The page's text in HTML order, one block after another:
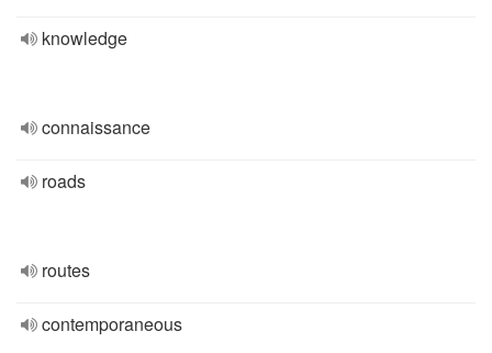
knowledge
connaissance
roads
routes
contemporaneous